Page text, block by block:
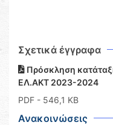
Σχετικά έγγραφα
Πρόσκληση
ΕΛ.ΑΚΤ 2023-2024
PDF - 546,1 KB
Ανακοινώσεις